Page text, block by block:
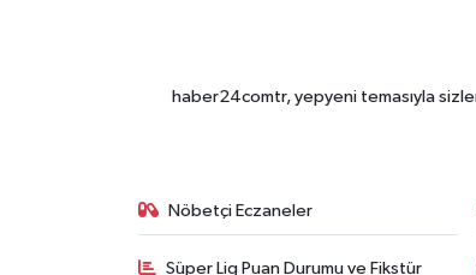
haber24comtr, yepyeni temasıyla
Nöbetçi Eczaneler
Süper Lig Puan Durumu ve Fikstür